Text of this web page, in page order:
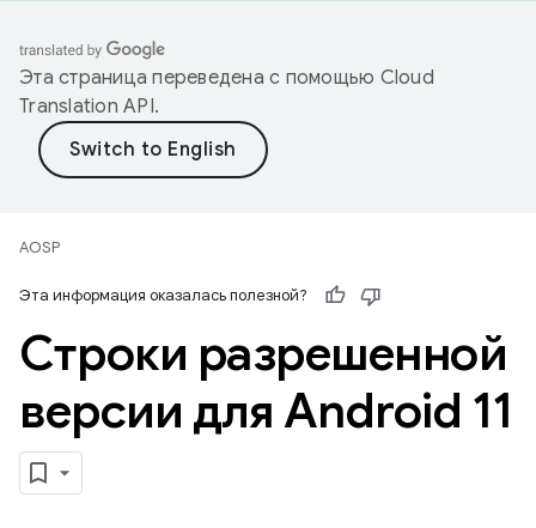
Эта страница переведена с помощью Cloud
Translation API.
AOSP
Эта информация оказалась полезной?
Строки разрешенной
версии для Android 11